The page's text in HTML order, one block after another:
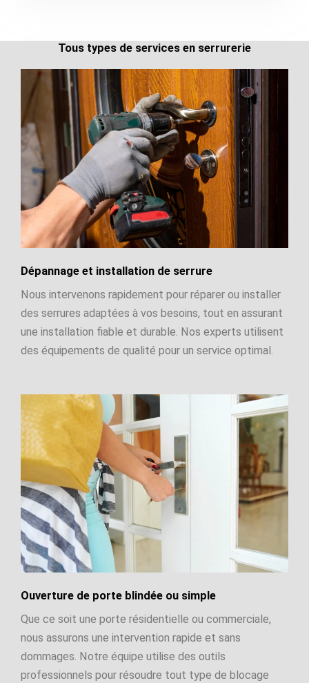
Tous types de services en serrurerie
Dépannage et installation de serrure
Nous intervenons rapidement pour réparer ou installer
des serrures adaptées à vos besoins, tout en assurant
une installation fiable et durable. Nos experts utilisent
des équipements de qualité pour un service optimal.
Ouverture de porte blindée ou simple
Que ce soit une porte résidentielle ou commerciale,
nous assurons une intervention rapide et sans
dommages. Notre équipe utilise des outils
professionnels pour résoudre tout type de blocage